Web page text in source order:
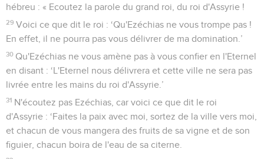
hébreu : « Ecoutez la parole du grand roi, du roi d'Assyrie !
29 Voici ce que dit le roi : ‘Qu'Ezéchias ne vous trompe pas !
En effet, il ne pourra pas vous délivrer de ma domination.’
30 Qu'Ezéchias ne vous amène pas à vous confier en l'Eternel
en disant : ‘L'Eternel nous délivrera et cette ville ne sera pas
livrée entre les mains du roi d'Assyrie.’
31 N'écoutez pas Ezéchias, car voici ce que dit le roi
d'Assyrie : ‘Faites la paix avec moi, sortez de la ville vers moi,
et chacun de vous mangera des fruits de sa vigne et de son
figuier, chacun boira de l'eau de sa citerne.